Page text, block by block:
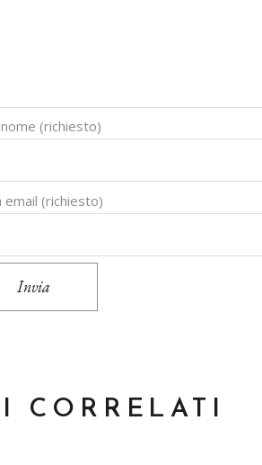
(richiesto)
email (richiesto)
Invia
CORRELATI